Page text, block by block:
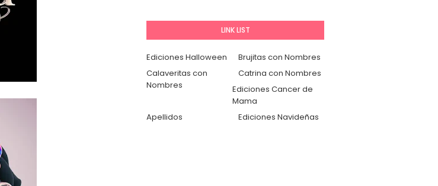
LINK LIST
Ediciones Halloween
Brujitas con Nombres
Calaveritas con
Nombres
Catrina con Nombres
Ediciones Cancer de
Mama
Ediciones Navideñas
Apellidos